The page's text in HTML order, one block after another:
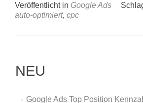
Veröffentlicht in Google Ads
auto-optimiert, cpc
NEU
Google Ads Top Position